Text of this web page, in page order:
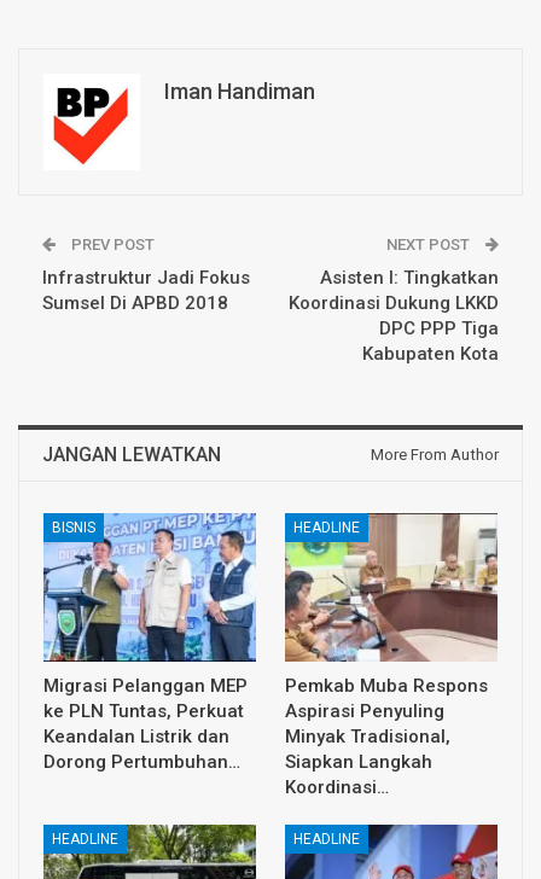
Iman Handiman
PREV POST
Infrastruktur Jadi Fokus
Sumsel Di APBD 2018
NEXT POST
Asisten I: Tingkatkan
Koordinasi Dukung LKKD
DPC PPP Tiga
Kabupaten Kota
JANGAN LEWATKAN More From Author
BISNIS
Migrasi Pelanggan MEP
ke PLN Tuntas, Perkuat
Keandalan Listrik dan
Dorong Pertumbuhan…
HEADLINE
Pemkab Muba Respons
Aspirasi Penyuling
Minyak Tradisional,
Siapkan Langkah
Koordinasi…
HEADLINE HEADLINE